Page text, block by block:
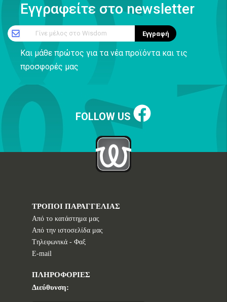
Εγγραφείτε στο newsletter
Γίνε μέλος στο Wisdom Εγγραφή
Και μάθε πρώτος για τα νέα προϊόντα και τις
προσφορές μας
FOLLOW US
ΤΡΟΠΟΙ ΠΑΡΑΓΓΕΛΙΑΣ
Από το κατάστημα μας
Από την ιστοσελίδα μας
Tηλεφωνικά - Φαξ
E-mail
ΠΛΗΡΟΦΟΡΙΕΣ
Διεύθυνση: